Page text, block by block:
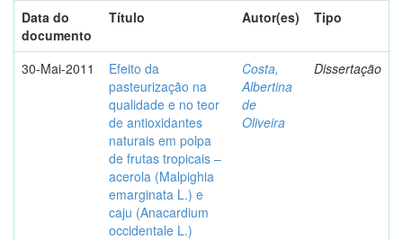
Data do
documento
Título Autor(es) Tipo
30-Mai-2011
Efeito da
pasteurização na
qualidade e no teor
de antioxidantes
naturais em polpa
de frutas tropicais –
acerola (Malpighia
emarginata L.) e
caju (Anacardium
occidentale L.)
Costa,
Albertina
de
Oliveira
Dissertação